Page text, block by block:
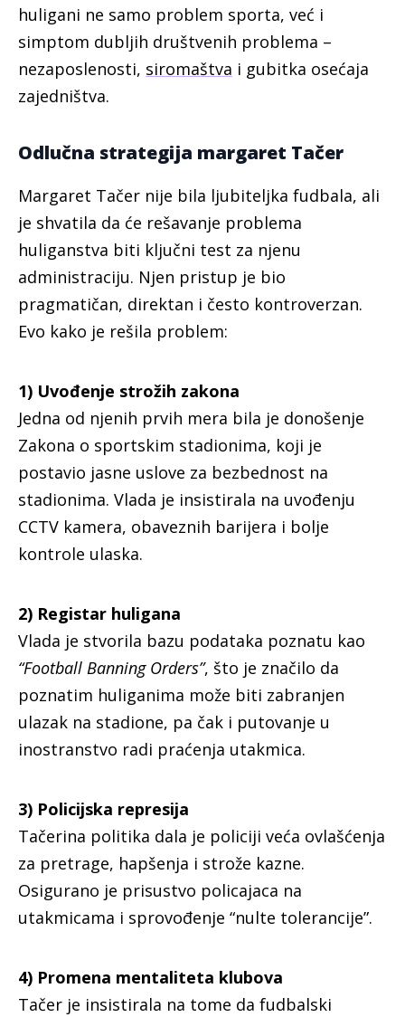
huligani ne samo problem sporta, već i
simptom dubljih društvenih problema –
nezaposlenosti, siromaštva i gubitka osećaja
zajedništva.
Odlučna strategija margaret Tačer
Margaret Tačer nije bila ljubiteljka fudbala, ali
je shvatila da će rešavanje problema
huliganstva biti ključni test za njenu
administraciju. Njen pristup je bio
pragmatičan, direktan i često kontroverzan.
Evo kako je rešila problem:
1) Uvođenje strožih zakona
Jedna od njenih prvih mera bila je donošenje
Zakona o sportskim stadionima, koji je
postavio jasne uslove za bezbednost na
stadionima. Vlada je insistirala na uvođenju
CCTV kamera, obaveznih barijera i bolje
kontrole ulaska.
2) Registar huligana
Vlada je stvorila bazu podataka poznatu kao
“Football Banning Orders”, što je značilo da
poznatim huliganima može biti zabranjen
ulazak na stadione, pa čak i putovanje u
inostranstvo radi praćenja utakmica.
3) Policijska represija
Tačerina politika dala je policiji veća ovlašćenja
za pretrage, hapšenja i strože kazne.
Osigurano je prisustvo policajaca na
utakmicama i sprovođenje “nulte tolerancije”.
4) Promena mentaliteta klubova
Tačer je insistirala na tome da fudbalski